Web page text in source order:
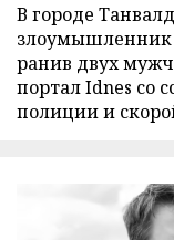
В городе
злоумышленник
ранив двух
портал Idnes со
полиции и